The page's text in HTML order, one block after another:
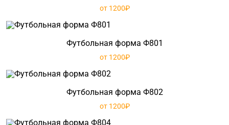
от 1200₽
Футбольная форма Ф801
от 1200₽
Футбольная форма Ф802
от 1200₽